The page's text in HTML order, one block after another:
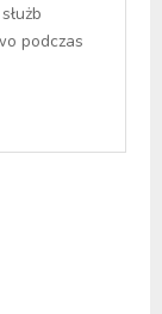
podczas